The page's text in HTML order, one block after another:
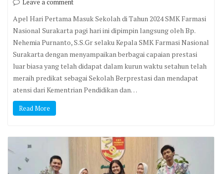
Leave a comment
Apel Hari Pertama Masuk Sekolah di Tahun 2024 SMK Farmasi
Nasional Surakarta pagi hari ini dipimpin langsung oleh Bp.
Nehemia Purnanto, S.S.Gr selaku Kepala SMK Farmasi Nasional
Surakarta dengan menyampaikan berbagai capaian prestasi
luar biasa yang telah didapat dalam kurun waktu setahun telah
meraih predikat sebagai Sekolah Berprestasi dan mendapat
atensi dari Kementrian Pendidikan dan…
Read More